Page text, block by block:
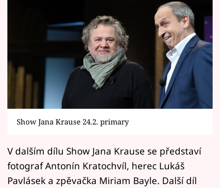
Horoskopy
Sledujte prima+
Filmový festival Karlovy Vary
Přihlášení
Show Jana Krause 24.2. primary
V dalším dílu Show Jana Krause se představí
fotograf Antonín Kratochvíl, herec Lukáš
Pavlásek a zpěvačka Miriam Bayle. Další díl